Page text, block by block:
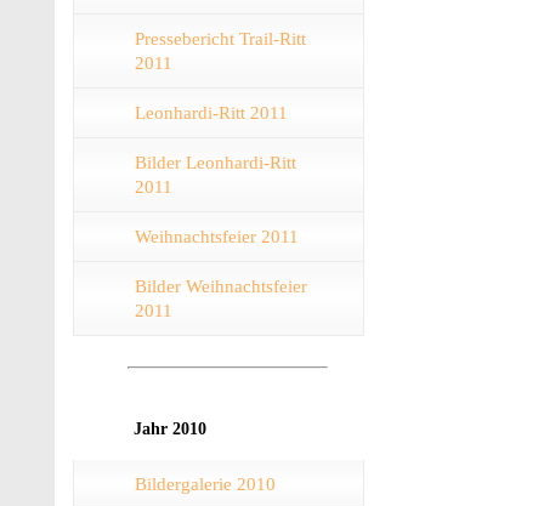
Pressebericht Trail-Ritt
2011
Leonhardi-Ritt 2011
Bilder Leonhardi-Ritt
2011
Weihnachtsfeier 2011
Bilder Weihnachtsfeier
2011
Jahr 2010
Bildergalerie 2010